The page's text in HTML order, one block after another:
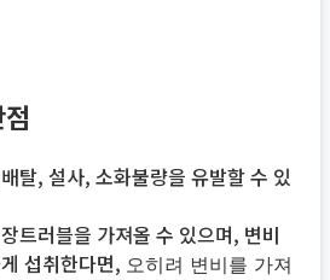
탈, 설사, 소화불량을 유발할 수 있
트러블을 가져올 수 있으며, 변비
섭취한다면, 오히려 변비를 가져